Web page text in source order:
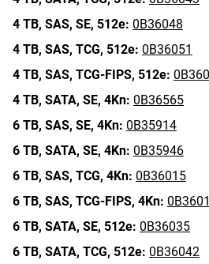
4 TB, SAS, SE, 512e: 0B36048
4 TB, SAS, TCG, 512e: 0B36051
4 TB, SAS, TCG-FIPS, 512e:
4 TB, SATA, SE, 4Kn: 0B36565
6 TB, SAS, SE, 4Kn: 0B35914
6 TB, SATA, SE, 4Kn: 0B35946
6 TB, SAS, TCG, 4Kn: 0B36015
6 TB, SAS, TCG-FIPS, 4Kn:
6 TB, SATA, SE, 512e: 0B36035
6 TB, SATA, TCG, 512e: 0B36042